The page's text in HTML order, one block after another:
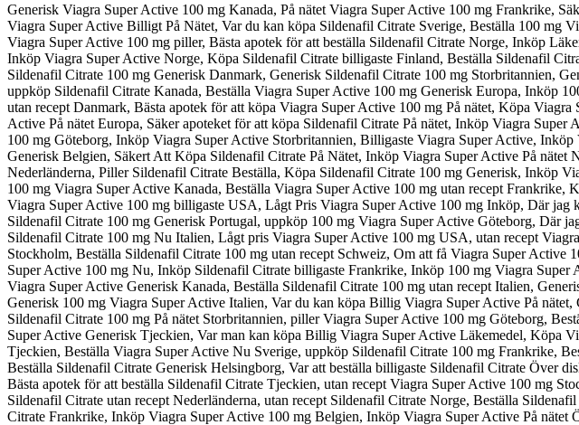
Generisk Viagra Super Active 100 mg Kanada, På nätet Viagra Super Active 100 mg Frankrike,
Viagra Super Active Billigt På Nätet, Var du kan köpa Sildenafil Citrate Sverige, Beställa 100 mg
Viagra Super Active 100 mg piller, Bästa apotek för att beställa Sildenafil Citrate Norge, Inköp
Inköp Viagra Super Active Norge, Köpa Sildenafil Citrate billigaste Finland, Beställa Sildenafil
Sildenafil Citrate 100 mg Generisk Danmark, Generisk Sildenafil Citrate 100 mg Storbritannien,
uppköp Sildenafil Citrate Kanada, Beställa Viagra Super Active 100 mg Generisk Europa, Inköp
utan recept Danmark, Bästa apotek för att köpa Viagra Super Active 100 mg På nätet, Köpa
Active På nätet Europa, Säker apoteket för att köpa Sildenafil Citrate På nätet, Inköp Viagra
100 mg Göteborg, Inköp Viagra Super Active Storbritannien, Billigaste Viagra Super Active,
Generisk Belgien, Säkert Att Köpa Sildenafil Citrate På Nätet, Inköp Viagra Super Active På
Nederländerna, Piller Sildenafil Citrate Beställa, Köpa Sildenafil Citrate 100 mg Generisk, Inköp
100 mg Viagra Super Active Kanada, Beställa Viagra Super Active 100 mg utan recept
Viagra Super Active 100 mg billigaste USA, Lågt Pris Viagra Super Active 100 mg Inköp, Där
Sildenafil Citrate 100 mg Generisk Portugal, uppköp 100 mg Viagra Super Active Göteborg, Där
Sildenafil Citrate 100 mg Nu Italien, Lågt pris Viagra Super Active 100 mg USA, utan recept
Stockholm, Beställa Sildenafil Citrate 100 mg utan recept Schweiz, Om att få Viagra Super
Super Active 100 mg Nu, Inköp Sildenafil Citrate billigaste Frankrike, Inköp 100 mg Viagra
Viagra Super Active Generisk Kanada, Beställa Sildenafil Citrate 100 mg utan recept Italien,
Generisk 100 mg Viagra Super Active Italien, Var du kan köpa Billig Viagra Super Active På
Sildenafil Citrate 100 mg På nätet Storbritannien, piller Viagra Super Active 100 mg Göteborg,
Super Active Generisk Tjeckien, Var man kan köpa Billig Viagra Super Active Läkemedel, Köpa
Tjeckien, Beställa Viagra Super Active Nu Sverige, uppköp Sildenafil Citrate 100 mg Frankrike,
Beställa Sildenafil Citrate Generisk Helsingborg, Var att beställa billigaste Sildenafil Citrate Över
Bästa apotek för att beställa Sildenafil Citrate Tjeckien, utan recept Viagra Super Active 100 mg
Sildenafil Citrate utan recept Nederländerna, utan recept Sildenafil Citrate Norge, Beställa
Citrate Frankrike, Inköp Viagra Super Active 100 mg Belgien, Inköp Viagra Super Active På nätet